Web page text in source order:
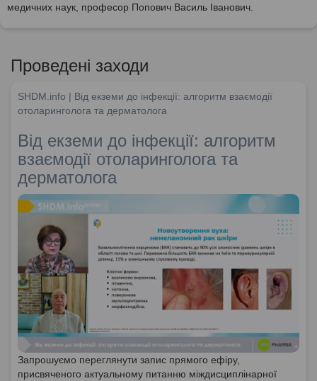
медичних наук, професор Попович Василь Іванович.
Проведені заходи
SHDM.info | Від екземи до інфекції: алгоритм взаємодії
отоларинголога та дерматолога
Від екземи до інфекції: алгоритм
взаємодії отоларинголога та
дерматолога
Запрошуємо переглянути запис прямого ефіру,
присвяченого актуальному питанню міждисциплінарної